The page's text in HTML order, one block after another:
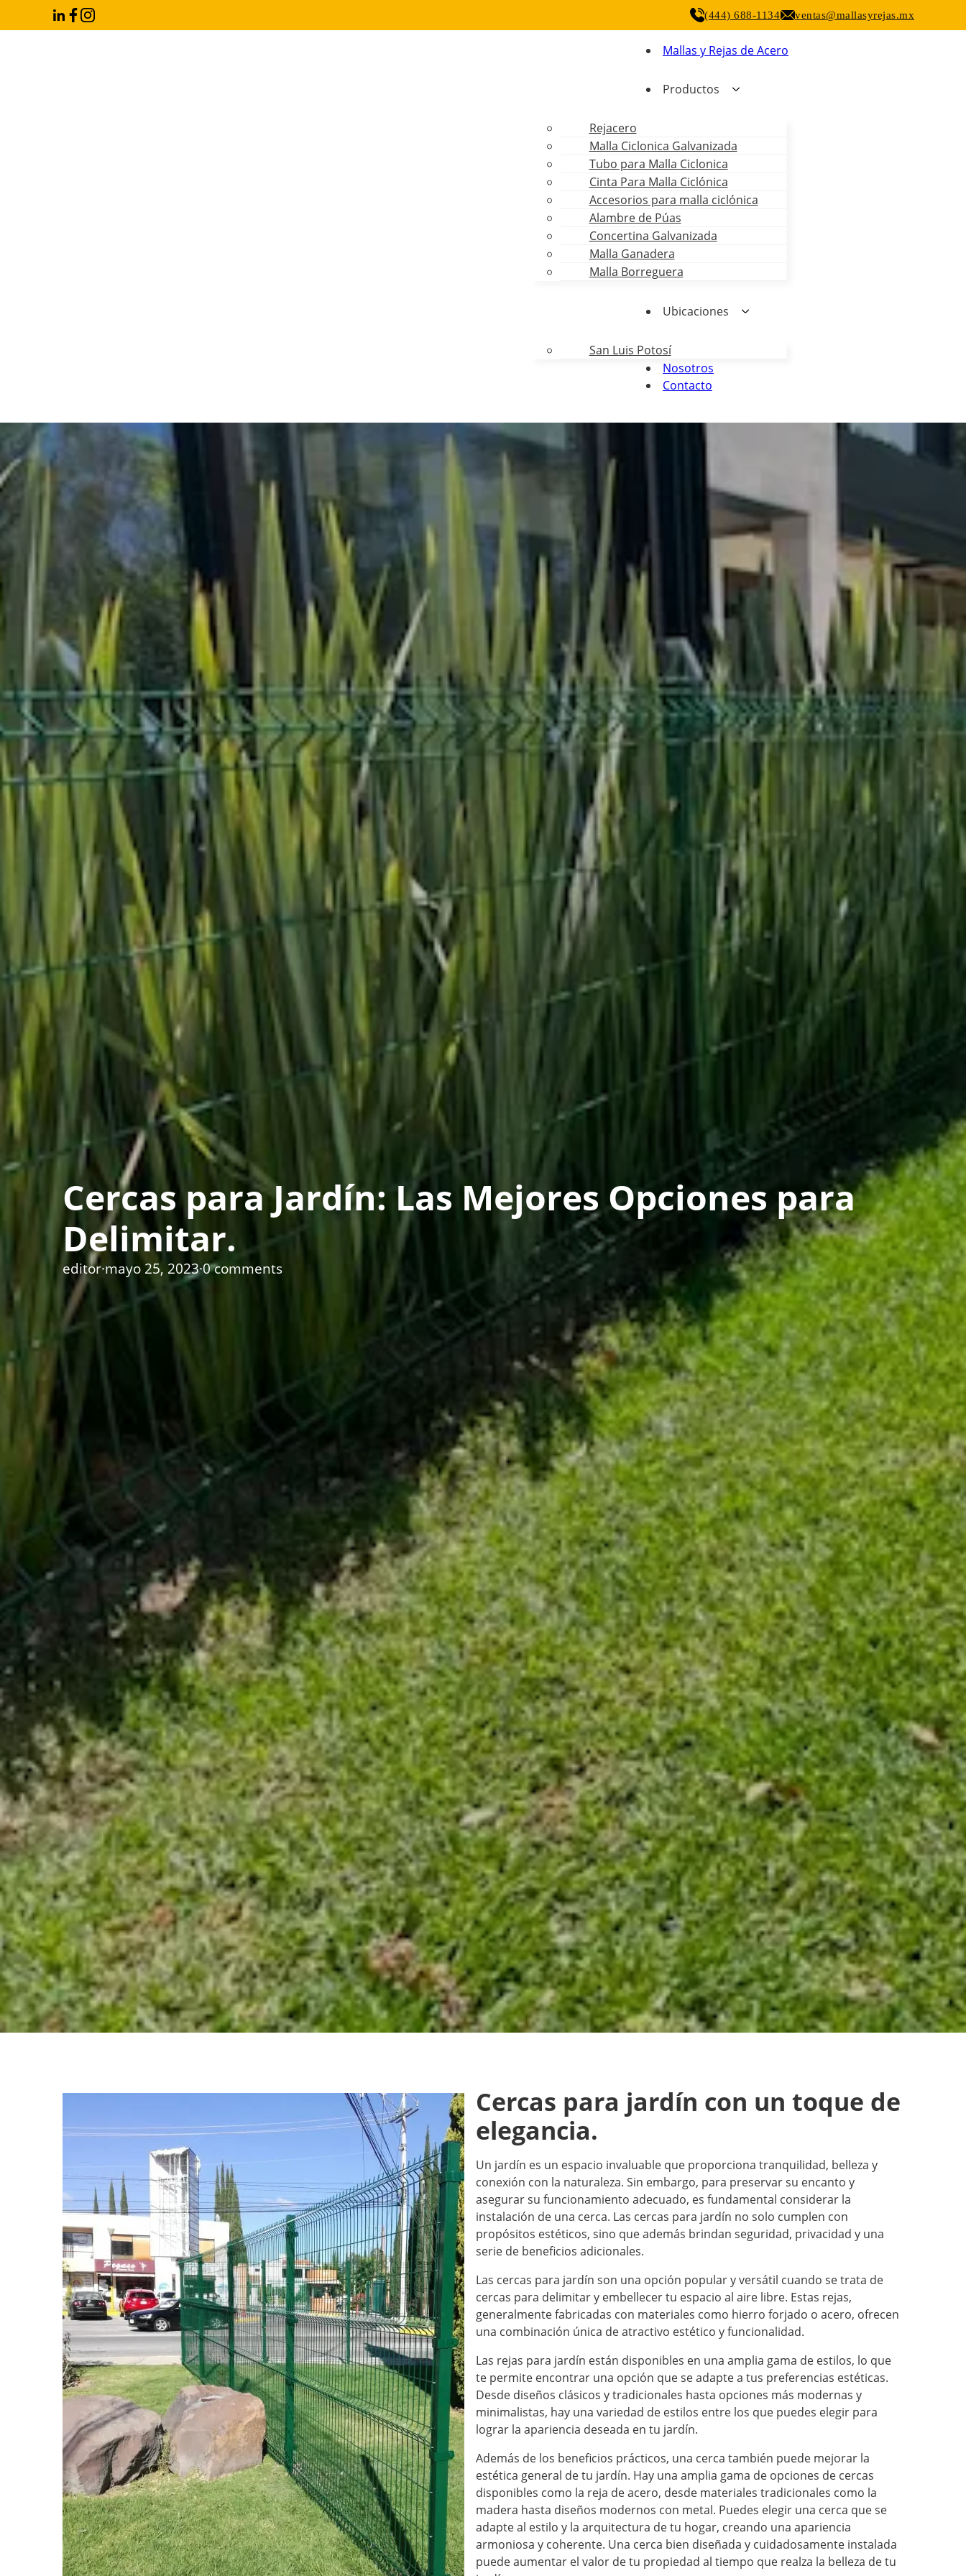
(444) 688-1134 ventas@mallasyrejas.mx
Mallas y Rejas de Acero
Productos
Rejacero
Malla Ciclonica Galvanizada
Tubo para Malla Ciclonica
Cinta Para Malla Ciclónica
Accesorios para malla ciclónica
Alambre de Púas
Concertina Galvanizada
Malla Ganadera
Malla Borreguera
Ubicaciones
San Luis Potosí
Nosotros
Contacto
Cercas para Jardín: Las Mejores Opciones para
Delimitar.
editor·mayo 25, 2023·0 comments
Cercas para jardín con un toque de
elegancia.
Un jardín es un espacio invaluable que proporciona tranquilidad, belleza y
conexión con la naturaleza. Sin embargo, para preservar su encanto y
asegurar su funcionamiento adecuado, es fundamental considerar la
instalación de una cerca. Las cercas para jardín no solo cumplen con
propósitos estéticos, sino que además brindan seguridad, privacidad y una
serie de beneficios adicionales.
Las cercas para jardín son una opción popular y versátil cuando se trata de
cercas para delimitar y embellecer tu espacio al aire libre. Estas rejas,
generalmente fabricadas con materiales como hierro forjado o acero, ofrecen
una combinación única de atractivo estético y funcionalidad.
Las rejas para jardín están disponibles en una amplia gama de estilos, lo que
te permite encontrar una opción que se adapte a tus preferencias estéticas.
Desde diseños clásicos y tradicionales hasta opciones más modernas y
minimalistas, hay una variedad de estilos entre los que puedes elegir para
lograr la apariencia deseada en tu jardín.
Además de los beneficios prácticos, una cerca también puede mejorar la
estética general de tu jardín. Hay una amplia gama de opciones de cercas
disponibles como la reja de acero, desde materiales tradicionales como la
madera hasta diseños modernos con metal. Puedes elegir una cerca que se
adapte al estilo y la arquitectura de tu hogar, creando una apariencia
armoniosa y coherente. Una cerca bien diseñada y cuidadosamente instalada
puede aumentar el valor de tu propiedad al tiempo que realza la belleza de tu